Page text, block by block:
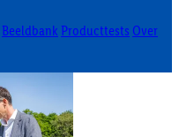
Beeldbank Producttests Over